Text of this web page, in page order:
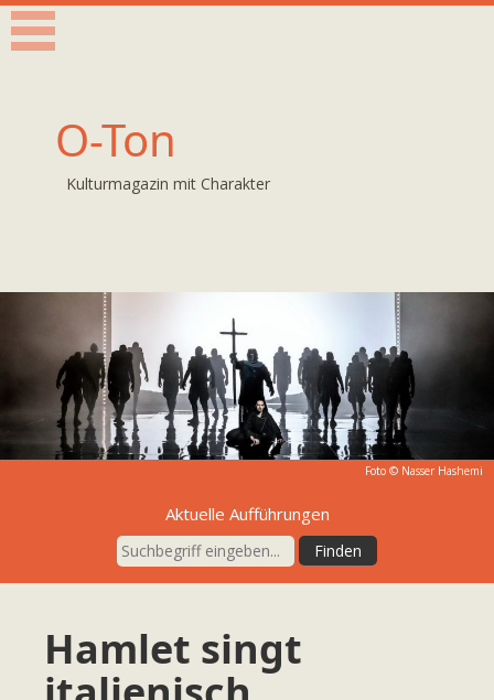
O-Ton
Kulturmagazin mit Charakter
Foto © Nasser Hashemi
Aktuelle Aufführungen
Hamlet singt